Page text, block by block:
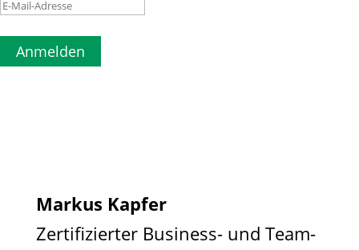
Anmelden
Markus Kapfer
Zertifizierter Business- und Team-